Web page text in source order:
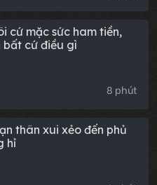
cứ mặc sức ham tiền,
cứ điều gì
8 phút
thân xui xẻo đến phủ
hỉ